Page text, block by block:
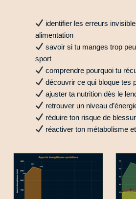
identifier les erreurs
alimentation
savoir si tu manges trop
sport
comprendre pourquoi tu
découvrir ce qui bloque tes
ajuster ta nutrition dès le
retrouver un niveau
réduire ton risque de
réactiver ton métabolisme